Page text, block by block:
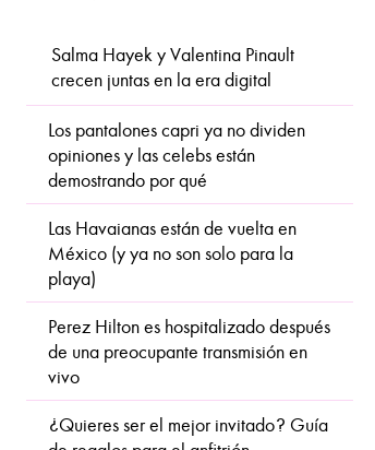
Salma Hayek y Valentina Pinault
crecen juntas en la era digital
Los pantalones capri ya no dividen
opiniones y las celebs están
demostrando por qué
Las Havaianas están de vuelta en
México (y ya no son solo para la
playa)
Perez Hilton es hospitalizado después
de una preocupante transmisión en
vivo
¿Quieres ser el mejor invitado? Guía